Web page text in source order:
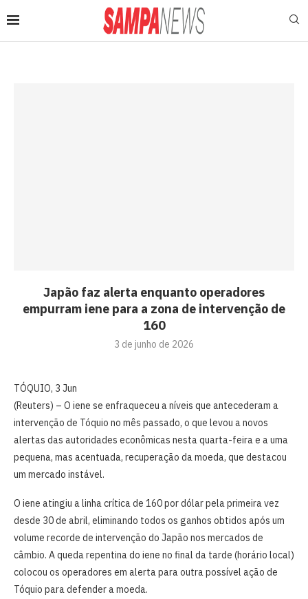
Japão faz alerta enquanto operadores
empurram iene para a zona de intervenção de
160
3 de junho de 2026
TÓQUIO, ⁠3 Jun
(Reuters) – O iene se enfraqueceu a ⁠níveis que antecederam a
intervenção de Tóquio no mês passado, ‌o que levou a novos
alertas das autoridades econômicas nesta quarta-feira e a uma
pequena, mas acentuada, recuperação da moeda, que destacou
‌um mercado instável.
O iene atingiu a linha crítica de 160 por dólar pela primeira vez
desde 30 de abril, eliminando todos os ganhos obtidos após um
volume recorde de intervenção do Japão nos mercados de
câmbio. A queda repentina do iene no final da tarde (horário ⁠local)
‌colocou os operadores em alerta para outra possível ação de
⁠Tóquio para defender a moeda.